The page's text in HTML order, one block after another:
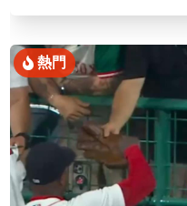
熱門